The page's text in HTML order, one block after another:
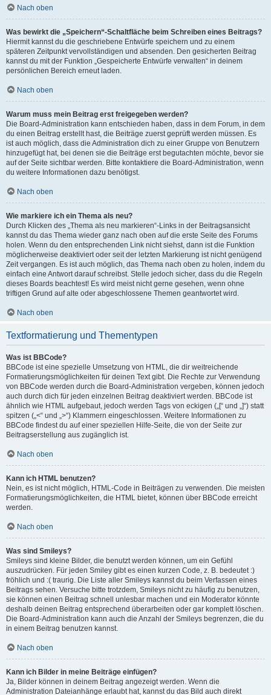
Nach oben
Was bewirkt die „Speichern“-Schaltfläche beim Schreiben eines Beitrags?
Hiermit kannst du die geschriebene Entwürfe speichern und zu einem
späteren Zeitpunkt vervollständigen und absenden. Den gesicherten Beitrag
kannst du mit der Funktion „Gespeicherte Entwürfe verwalten“ in deinem
persönlichen Bereich erneut laden.
Nach oben
Warum muss mein Beitrag erst freigegeben werden?
Die Board-Administration kann entschieden haben, dass in dem Forum, in dem
du einen Beitrag erstellt hast, die Beiträge zuerst geprüft werden müssen. Es
ist auch möglich, dass die Administration dich zu einer Gruppe von Benutzern
hinzugefügt hat, bei denen sie die Beiträge erst begutachten möchte, bevor sie
auf der Seite sichtbar werden. Bitte kontaktiere die Board-Administration, wenn
du weitere Informationen dazu benötigst.
Nach oben
Wie markiere ich ein Thema als neu?
Durch Klicken des „Thema als neu markieren“-Links in der Beitragsansicht
kannst du das Thema wieder ganz nach oben auf die erste Seite des Forums
holen. Wenn du den entsprechenden Link nicht siehst, dann ist die Funktion
möglicherweise deaktiviert oder seit der letzten Markierung ist nicht genügend
Zeit vergangen. Es ist auch möglich, das Thema nach oben zu holen, indem du
einfach eine Antwort darauf schreibst. Stelle jedoch sicher, dass du die Regeln
dieses Boards beachtest! Es wird meist nicht gerne gesehen, wenn ohne
triftigen Grund auf alte oder abgeschlossene Themen geantwortet wird.
Nach oben
Textformatierung und Thementypen
Was ist BBCode?
BBCode ist eine spezielle Umsetzung von HTML, die dir weitreichende
Formatierungsmöglichkeiten für deinen Text gibt. Die Rechte zur Verwendung
von BBCode werden durch die Board-Administration vergeben, können jedoch
auch durch dich für jeden einzelnen Beitrag deaktiviert werden. BBCode ist
ähnlich wie HTML aufgebaut, jedoch werden Tags von eckigen („[“ und „]“) statt
spitzen („<“ und „>“) Klammern eingeschlossen. Weitere Informationen zu
BBCode findest du auf einer speziellen Hilfe-Seite, die von der Seite zur
Beitragserstellung aus zugänglich ist.
Nach oben
Kann ich HTML benutzen?
Nein, es ist nicht möglich, HTML-Code in Beiträgen zu verwenden. Die meisten
Formatierungsmöglichkeiten, die HTML bietet, können über BBCode erreicht
werden.
Nach oben
Was sind Smileys?
Smileys sind kleine Bilder, die benutzt werden können, um ein Gefühl
auszudrücken. Für jeden Smiley gibt es einen kurzen Code, z. B. bedeutet :)
fröhlich und :( traurig. Die Liste aller Smileys kannst du beim Verfassen eines
Beitrags sehen. Versuche bitte trotzdem, Smileys nicht zu häufig zu benutzen,
sie können einen Beitrag schnell unlesbar machen und ein Moderator könnte
deshalb deinen Beitrag entsprechend überarbeiten oder gar komplett löschen.
Die Board-Administration kann auch die Anzahl der Smileys begrenzen, die du
in einem Beitrag benutzen kannst.
Nach oben
Kann ich Bilder in meine Beiträge einfügen?
Ja, Bilder können in deinem Beitrag angezeigt werden. Wenn die
Administration Dateianhänge erlaubt hat, kannst du das Bild auch direkt